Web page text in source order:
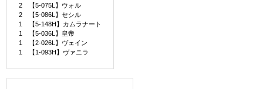
2 【5-075L】ウォル
2 【5-086L】セシル
1 【5-148H】カムラナート
1 【5-036L】皇帝
1 【2-026L】ヴェイン
1 【1-093H】ヴァニラ